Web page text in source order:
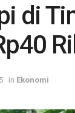
di
in Ekonomi